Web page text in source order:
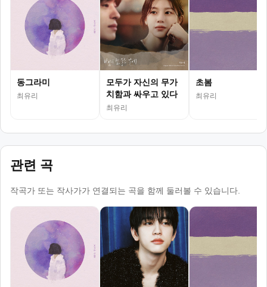
동그라미
최유리
모두가 자신의 무가
치함과 싸우고 있다
OST Part.5
최유리
초봄
최유리
관련 곡
작곡가 또는 작사가가 연결되는 곡을 함께 둘러볼 수 있습니다.